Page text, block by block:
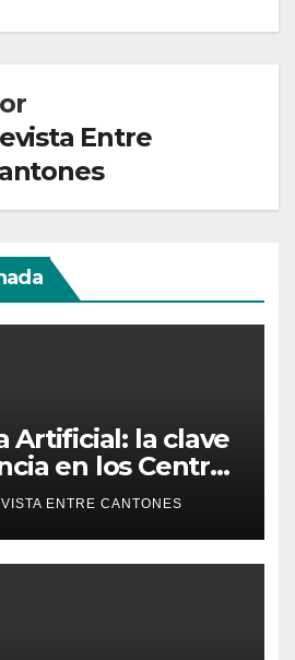
Entre
Artificial: la clave
en los Centros
de Seguridad
ENTRE CANTONES